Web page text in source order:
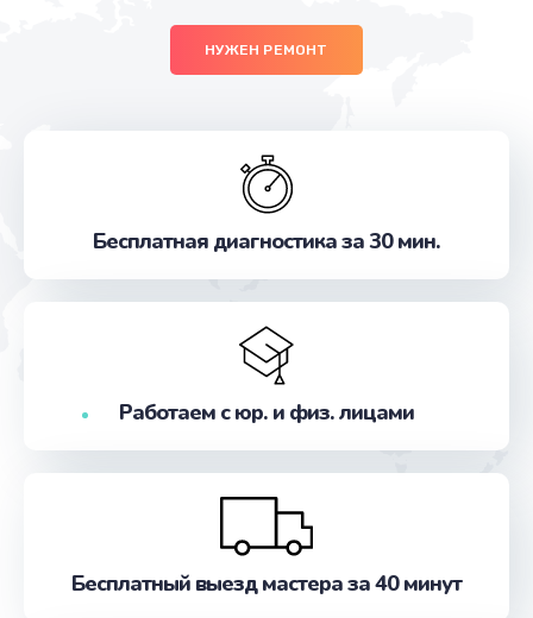
НУЖЕН РЕМОНТ
Бесплатная диагностика за 30 мин.
Работаем с юр. и физ. лицами
Бесплатный выезд мастера за 40 минут